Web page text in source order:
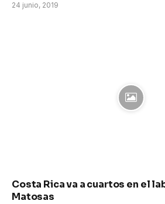
24 junio, 2019
Costa Rica va a cuartos en el
Matosas